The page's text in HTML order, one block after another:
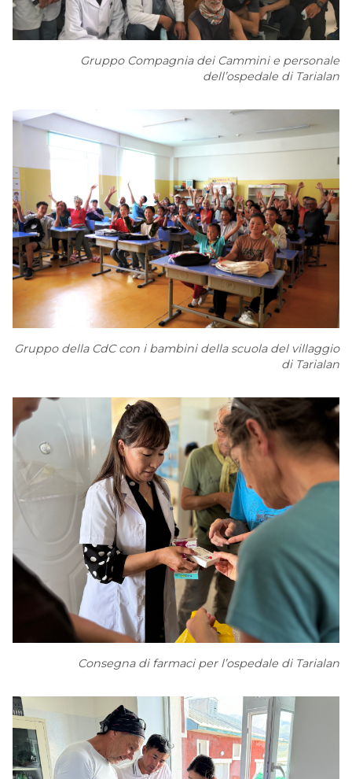
Gruppo Compagnia dei Cammini e personale
dell’ospedale di Tarialan
Gruppo della CdC con i bambini della scuola del villaggio
di Tarialan
Consegna di farmaci per l’ospedale di Tarialan